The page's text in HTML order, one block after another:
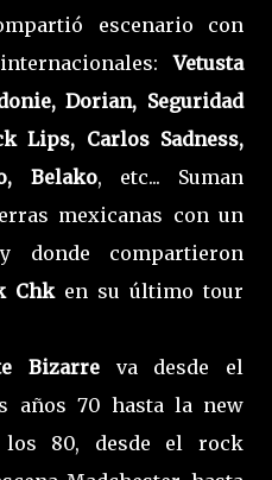
escenario con
Vetusta
Dorian, Seguridad
Lips, Carlos Sadness,
Belako, etc... Suman
mexicanas con un
compartieron
Chken su último tour
Bizarreva desde el
años 70 hasta la new
los 80, desde el rock